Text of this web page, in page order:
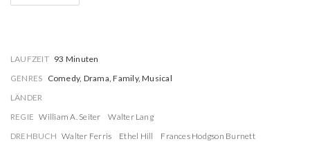
LAUFZEIT 93 Minuten
GENRES Comedy, Drama, Family, Musical
LÄNDER
REGIE William A. Seiter
Walter Lang
DREHBUCH Walter Ferris Ethel Hill
Frances Hodgson Burnett